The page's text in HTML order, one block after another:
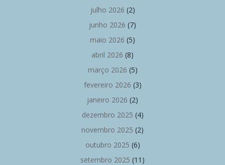
julho 2026 (2)
junho 2026 (7)
maio 2026 (5)
abril 2026 (8)
março 2026 (5)
fevereiro 2026 (3)
janeiro 2026 (2)
dezembro 2025 (4)
novembro 2025 (2)
outubro 2025 (6)
setembro 2025 (11)